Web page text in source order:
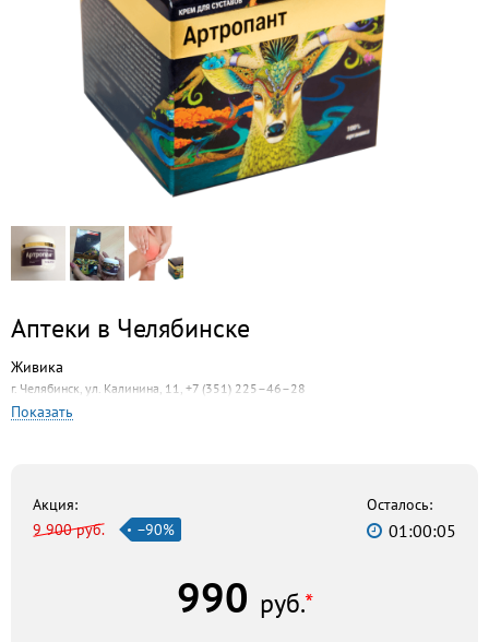
Аптеки в Челябинске
Живика
г. Челябинск, ул. Калинина, 11, +7 (351) 225–46–28
Алвик
г. Челябинск, ул. 40-летия Победы, 37, +7 (351) 751–11–11
Исток-Фарма
г. Челябинск, ул. Братьев Кашириных, 89, +7 (351) 797–03–17
Показать
Акция:
9 900 руб.
−90%
Осталось:
01:00:04
990 руб.*